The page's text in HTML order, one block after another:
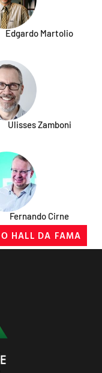
Edgardo Martolio
Ulisses Zamboni
Fernando Cirne
HALL DA FAMA